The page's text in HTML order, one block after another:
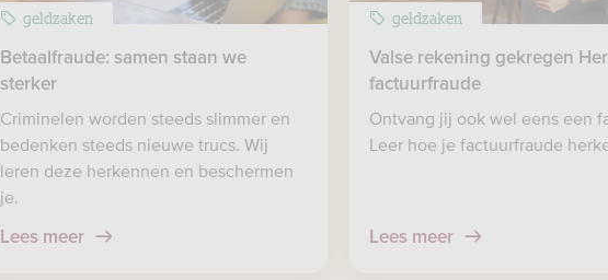
geldzaken
Betaalfraude: samen staan we
sterker
Criminelen worden steeds slimmer en
bedenken steeds nieuwe trucs. Wij
leren deze herkennen en beschermen
je.
Lees meer
geldzaken
Valse rekening gekregen
factuurfraude
Ontvang jij ook wel eens een
Leer hoe je factuurfraude
Lees meer